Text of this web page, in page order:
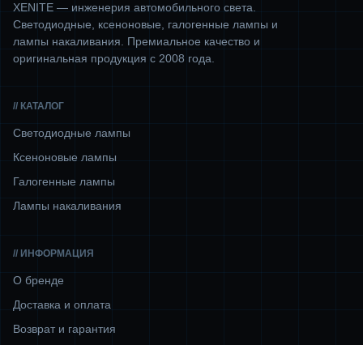
XENITE — инженерия автомобильного света.
Светодиодные, ксеноновые, галогенные лампы и
лампы накаливания. Премиальное качество и
оригинальная продукция с 2008 года.
// КАТАЛОГ
Светодиодные лампы
Ксеноновые лампы
Галогенные лампы
Лампы накаливания
// ИНФОРМАЦИЯ
О бренде
Доставка и оплата
Возврат и гарантия